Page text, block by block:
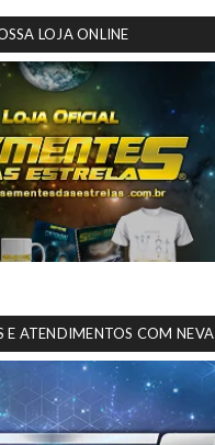
LOJA ONLINE
E ATENDIMENTOS COM NEVA